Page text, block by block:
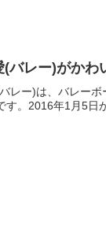
(バレー)がかわ
レー)は、バレー
す。2016年1月5日